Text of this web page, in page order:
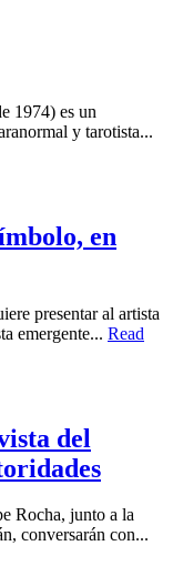
1974) es un
y tarotista...
en
presentar al artista
emergente... Read
del
Rocha, junto a la
conversarán con...